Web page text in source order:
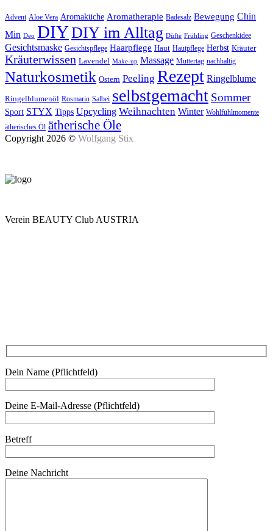
Advent Aloe Vera Aromaküche Aromatherapie Badesalz Bewegung Chin
Min Deo DIYDIY im Alltag Düfte Frühling Geschenkidee
Gesichtsmaske Gesichtspflege Haarpflege Haut Hautpflege Herbst Kräuter
Kräuterwissen Lavendel Make-up Massage Muttertag nachhaltig
Naturkosmetik Ostern Peeling Rezept Ringelblume
Ringelblumenöl Rosmarin Salbei selbstgemacht Sommer
Sport STYX Tipps Upcycling Weihnachten Winter Wohlfühlmomente
ätherisches Öl ätherische Öle
Copyright 2026 © Wolfgang Stix
Verein BEAUTY Club AUSTRIA
Dein Name (Pflichtfeld)
Deine E-Mail-Adresse (Pflichtfeld)
Betreff
Deine Nachricht